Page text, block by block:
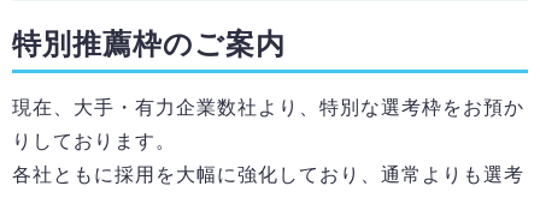
特別推薦枠のご案内
現在、大手・有力企業数社より、特別な選考枠をお預か
りしております。
各社ともに採用を大幅に強化しており、通常よりも選考